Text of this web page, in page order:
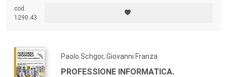
e ridurre i rifiuti elettronici, puntando alla sostenibilità ambientale nel
settore informatico.
cod.
1290.43
Paolo Schgor, Giovanni Franza
PROFESSIONE INFORMATICA.